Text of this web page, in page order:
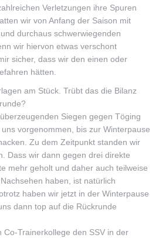
Verletzungen ihre Spuren
wir von Anfang der Saison mit
durchaus schwerwiegenden
wir hiervon etwas verschont
sicher, dass wir den einen oder
hätten.
am Stück. Trübt das die Bilanz
Siegen gegen Töging
vorgenommen, bis zur Winterpause
Zu dem Zeitpunkt standen wir
Dass wir dann gegen drei direkte
mehr geholt und daher auch teilweise
haben, ist natürlich
haben wir jetzt in der Winterpause
dann top auf die Rückrunde
Co-Trainerkollege den SSV in der